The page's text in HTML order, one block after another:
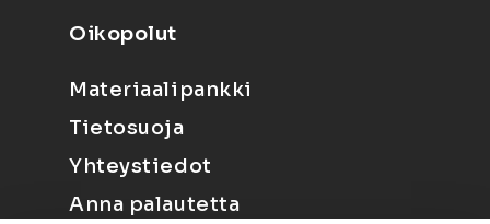
Oikopolut
Materiaalipankki
Tietosuoja
Yhteystiedot
Anna palautetta